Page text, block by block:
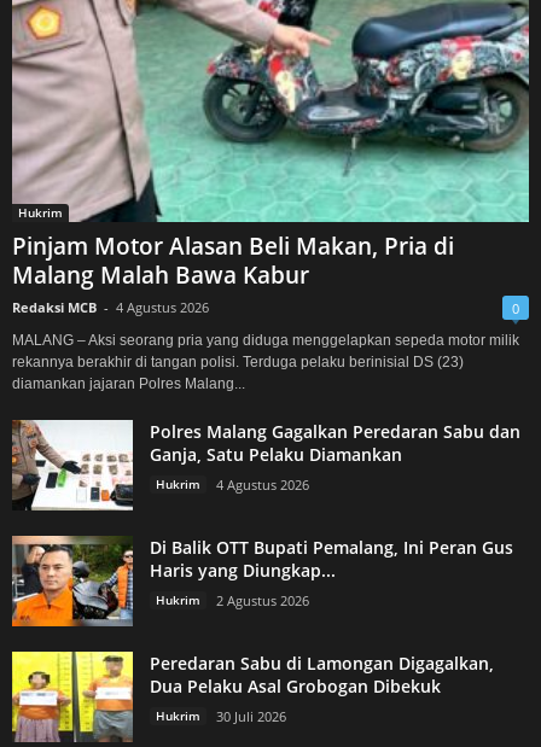
Hukrim
Pinjam Motor Alasan Beli Makan, Pria di
Malang Malah Bawa Kabur
Redaksi MCB - 4 Agustus 2026 0
MALANG – Aksi seorang pria yang diduga menggelapkan sepeda motor milik
rekannya berakhir di tangan polisi. Terduga pelaku berinisial DS (23)
diamankan jajaran Polres Malang...
Polres Malang Gagalkan Peredaran Sabu dan
Ganja, Satu Pelaku Diamankan
Hukrim 4 Agustus 2026
Di Balik OTT Bupati Pemalang, Ini Peran Gus
Haris yang Diungkap...
Hukrim 2 Agustus 2026
Peredaran Sabu di Lamongan Digagalkan,
Dua Pelaku Asal Grobogan Dibekuk
Hukrim 30 Juli 2026